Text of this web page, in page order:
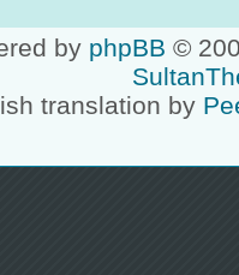
by phpBB ©
translation by